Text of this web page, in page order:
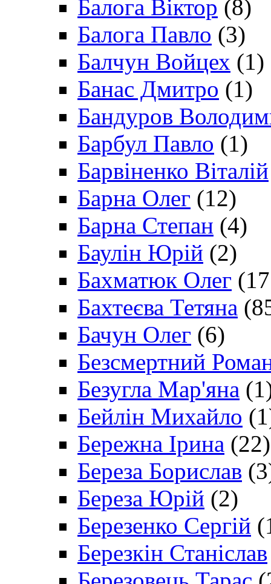
Балога Віктор (8)
Балога Павло (3)
Балчун Войцех (1)
Банас Дмитро (1)
Бандуров
Барбул Павло (1)
Барвіненко Віталій
Барна Олег (12)
Барна Степан (4)
Баулін Юрій (2)
Бахматюк Олег
Бахтеєва Тетяна
Бачун Олег (6)
Безсмертний
Безугла Мар'яна
Бейлін Михайло
Бережна Ірина (22)
Береза Борислав
Береза Юрій (2)
Березенко Сергій
Березкін Станіслав